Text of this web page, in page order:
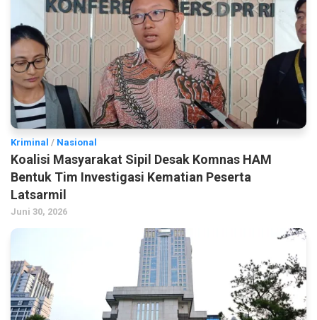
Kriminal / Nasional
Koalisi Masyarakat Sipil Desak Komnas HAM
Bentuk Tim Investigasi Kematian Peserta
Latsarmil
Juni 30, 2026